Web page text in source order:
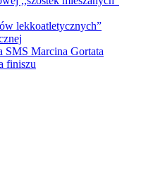
lekkoatletycznych”
SMS Marcina Gortata
finiszu